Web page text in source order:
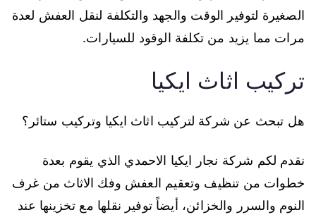
الصغيرة لتوفير الوقت والجهد والتكلفة لنقل العفش لعدة
مرات مما يزيد من تكلفة الوقود للسيارات.
تركيب اثاث ايكيا
هل تبحث عن شركة لتركيب اثاث ايكيا وتركيب ستائر؟
نقدم لكم شركة نجار ايكيا الاحمدي الذي يقوم بعدة
خطوات من تنظيف وتعقيم العفش وفك الاثاث من غرف
النوم والسرر والخزائن، أيضاً توفير نقلها مع تخزينها عند